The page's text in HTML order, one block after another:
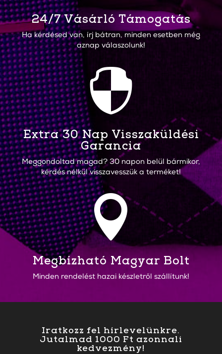
24/7 Vásárló Támogatás
Ha kérdésed van, írj bátran, minden esetben még
aznap válaszolunk!

Extra 30 Nap Visszaküldési
Garancia
Meggondoltad magad? 30 napon belül bármikor,
kérdés nélkül visszavesszük a terméket!

Megbízható Magyar Bolt
Minden rendelést hazai készletről szállítunk!
Iratkozz fel hírlevelünkre.
Jutalmad 1000 Ft azonnali
kedvezmény!